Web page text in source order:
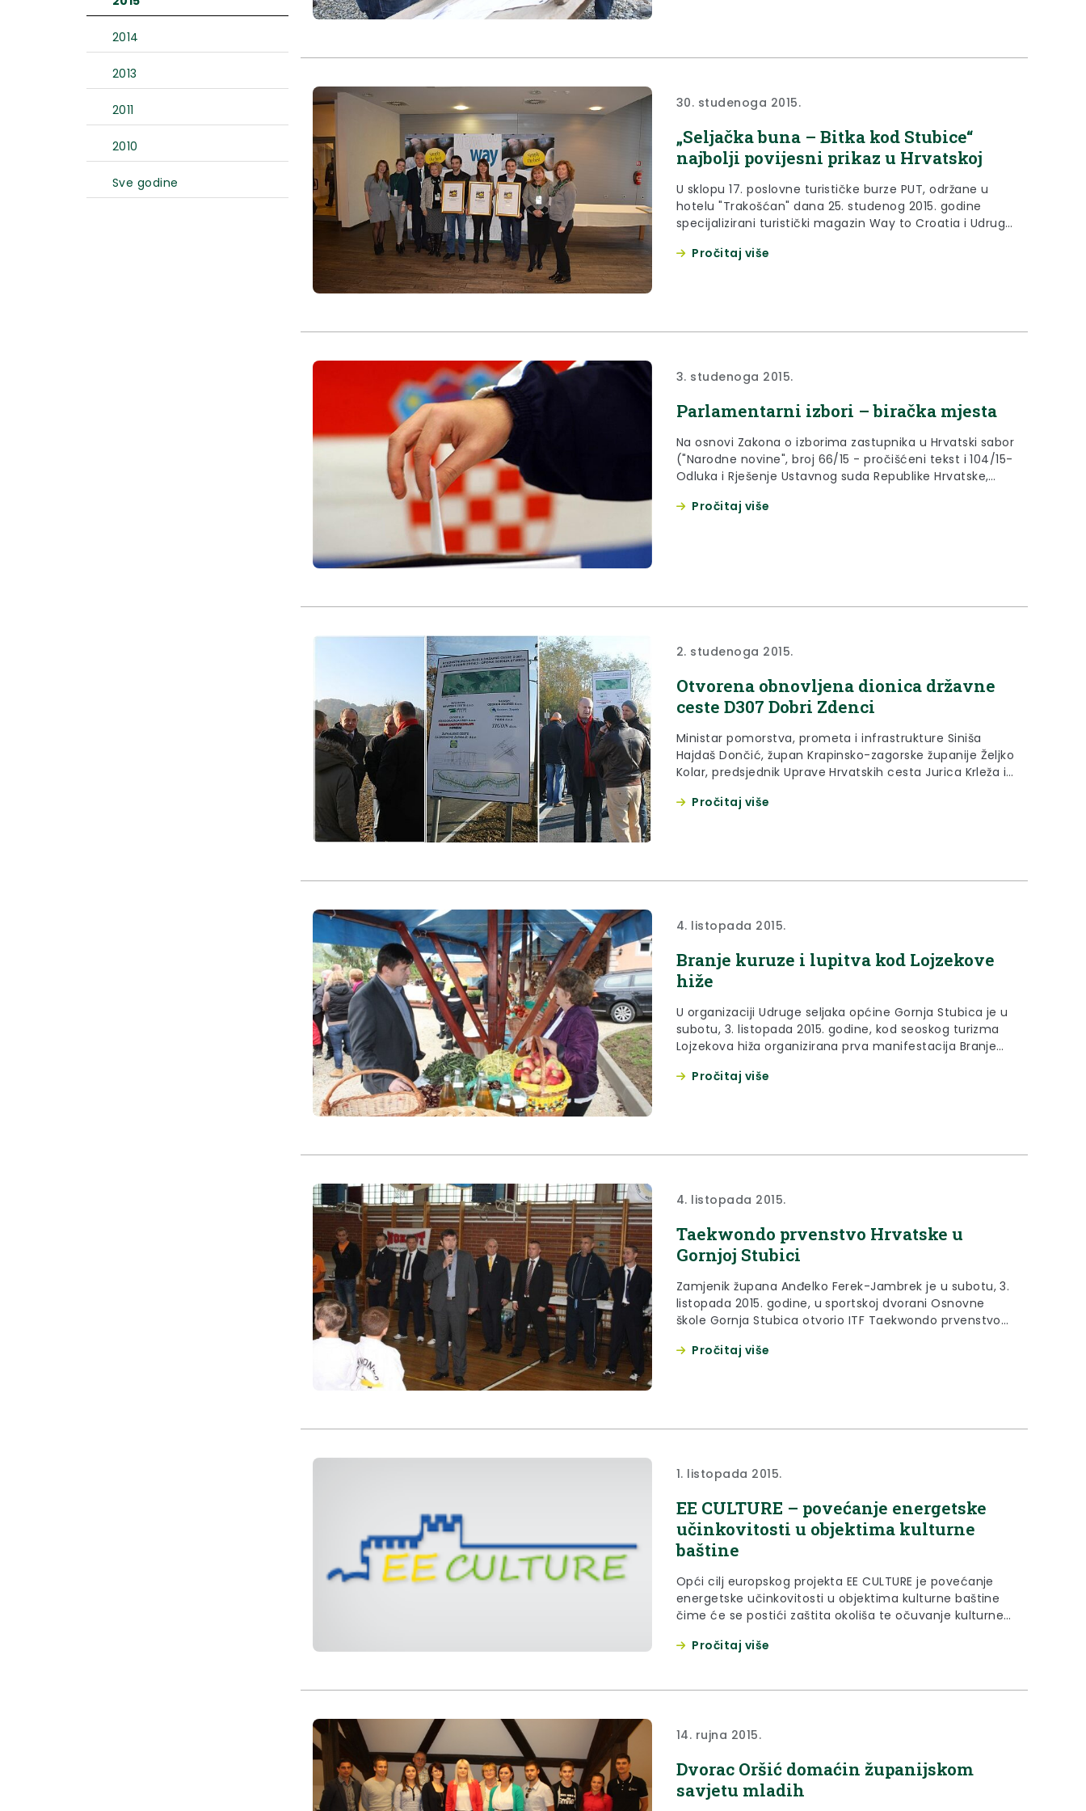
2014
2013
2011
2010
Sve godine
30. studenoga 2015.
„Seljačka buna – Bitka kod Stubice“
najbolji povijesni prikaz u Hrvatskoj
U sklopu 17. poslovne turističke burze PUT, održane u
hotelu "Trakošćan" dana 25. studenog 2015. godine
specijalizirani turistički magazin Way to Croatia i Udruga
godišnje nagrade Simply the best na nacionalnoj razini,
Pročitaj više
3. studenoga 2015.
Parlamentarni izbori – biračka mjesta
Na osnovi Zakona o izborima zastupnika u Hrvatski sabor
("Narodne novine", broj 66/15 - pročišćeni tekst i 104/15-
Odluka i Rješenje Ustavnog suda Republike Hrvatske,
Izborno povjerenstvo III. izborne jedinice donosi Rješenja
Pročitaj više
2. studenoga 2015.
Otvorena obnovljena dionica državne
ceste D307 Dobri Zdenci
Ministar pomorstva, prometa i infrastrukture Siniša
Hajdaš Dončić, župan Krapinsko-zagorske županije Željko
Kolar, predsjednik Uprave Hrvatskih cesta Jurica Krleža i
su u ponedjeljak, 02. studenog 2015. godine dionicu
Pročitaj više
4. listopada 2015.
Branje kuruze i lupitva kod Lojzekove
hiže
U organizaciji Udruge seljaka općine Gornja Stubica je u
subotu, 3. listopada 2015. godine, kod seoskog turizma
Lojzekova hiža organizirana prva manifestacija Branje
Pročitaj više
4. listopada 2015.
Taekwondo prvenstvo Hrvatske u
Gornjoj Stubici
Zamjenik župana Anđelko Ferek-Jambrek je u subotu, 3.
listopada 2015. godine, u sportskoj dvorani Osnovne
škole Gornja Stubica otvorio ITF Taekwondo prvenstvo
Pročitaj više
1. listopada 2015.
EE CULTURE – povećanje energetske
učinkovitosti u objektima kulturne
baštine
Opći cilj europskog projekta EE CULTURE je povećanje
energetske učinkovitosti u objektima kulturne baštine
čime će se postići zaštita okoliša te očuvanje kulturne
Pročitaj više
14. rujna 2015.
Dvorac Oršić domaćin županijskom
savjetu mladih